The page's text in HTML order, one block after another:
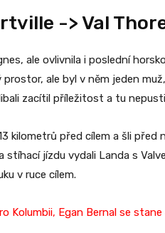
-> Val
ale ovlivnila i poslední
ale byl v něm jeden
zacítil příležitost a tu
kilometrů před cílem a šli
stíhací jízdu vydali Landa s
v ruce cílem.
Kolumbii, Egan Bernal se